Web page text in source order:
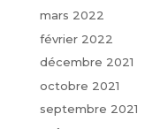
mars 2022
février 2022
décembre 2021
octobre 2021
septembre 2021